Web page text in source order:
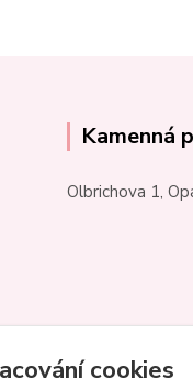
Kamenná
Olbrichova 1,
cookies